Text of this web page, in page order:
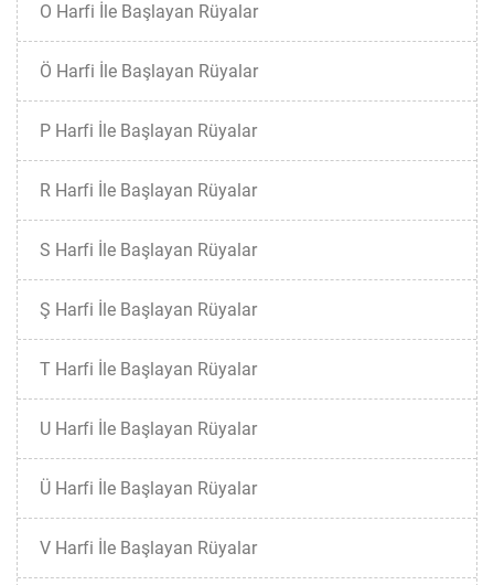
O Harfi İle Başlayan Rüyalar
Ö Harfi İle Başlayan Rüyalar
P Harfi İle Başlayan Rüyalar
R Harfi İle Başlayan Rüyalar
S Harfi İle Başlayan Rüyalar
Ş Harfi İle Başlayan Rüyalar
T Harfi İle Başlayan Rüyalar
U Harfi İle Başlayan Rüyalar
Ü Harfi İle Başlayan Rüyalar
V Harfi İle Başlayan Rüyalar